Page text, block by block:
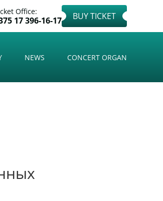
Office:
17 396-16-17 BUY TICKET
NEWS CONCERT ORGAN